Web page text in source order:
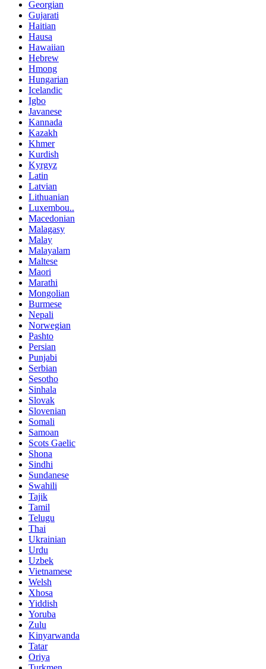
Georgian
Gujarati
Haitian
Hausa
Hawaiian
Hebrew
Hmong
Hungarian
Icelandic
Igbo
Javanese
Kannada
Kazakh
Khmer
Kurdish
Kyrgyz
Latin
Latvian
Lithuanian
Luxembou..
Macedonian
Malagasy
Malay
Malayalam
Maltese
Maori
Marathi
Mongolian
Burmese
Nepali
Norwegian
Pashto
Persian
Punjabi
Serbian
Sesotho
Sinhala
Slovak
Slovenian
Somali
Samoan
Scots Gaelic
Shona
Sindhi
Sundanese
Swahili
Tajik
Tamil
Telugu
Thai
Ukrainian
Urdu
Uzbek
Vietnamese
Welsh
Xhosa
Yiddish
Yoruba
Zulu
Kinyarwanda
Tatar
Oriya